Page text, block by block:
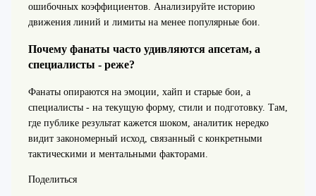
ошибочных коэффициентов. Анализируйте историю
движения линий и лимиты на менее популярные бои.
Почему фанаты часто удивляются апсетам, а
специалисты - реже?
Фанаты опираются на эмоции, хайп и старые бои, а
специалисты - на текущую форму, стили и подготовку. Там,
где публике результат кажется шоком, аналитик нередко
видит закономерный исход, связанный с конкретными
тактическими и ментальными факторами.
Поделиться